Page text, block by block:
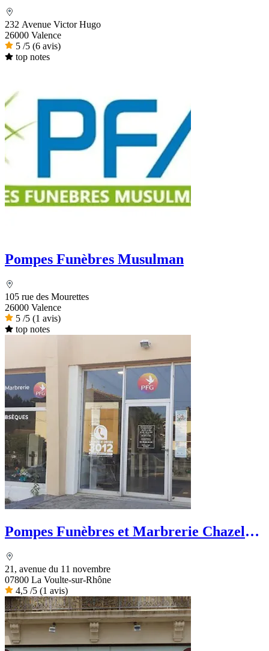
232 Avenue Victor Hugo
26000 Valence
5 /5 (6 avis)
top notes
Pompes Funèbres Musulman
105 rue des Mourettes
26000 Valence
5 /5 (1 avis)
top notes
Pompes Funèbres et Marbrerie Chazel
21, avenue du 11 novembre
07800 La Voulte-sur-Rhône
4,5 /5 (1 avis)